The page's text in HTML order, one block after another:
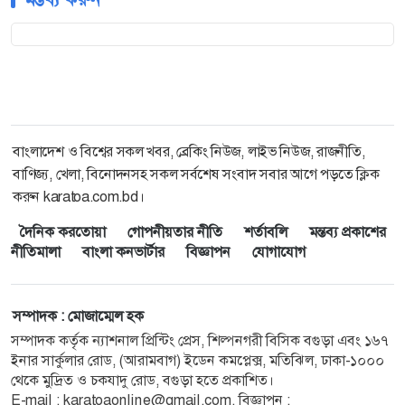
বাংলাদেশ ও বিশ্বের সকল খবর, ব্রেকিং নিউজ, লাইভ নিউজ, রাজনীতি,
বাণিজ্য, খেলা, বিনোদনসহ সকল সর্বশেষ সংবাদ সবার আগে পড়তে ক্লিক
করুন karatoa.com.bd।
দৈনিক করতোয়া
গোপনীয়তার নীতি শর্তাবলি
মন্তব্য প্রকাশের
নীতিমালা
বাংলা কনভার্টার বিজ্ঞাপন যোগাযোগ
সম্পাদক : মোজাম্মেল হক
সম্পাদক কর্তৃক ন্যাশনাল প্রিন্টিং প্রেস, শিল্পনগরী বিসিক বগুড়া এবং ১৬৭
ইনার সার্কুলার রোড, (আরামবাগ) ইডেন কমপ্লেক্স, মতিঝিল, ঢাকা-১০০০
থেকে মুদ্রিত ও চকযাদু রোড, বগুড়া হতে প্রকাশিত।
E-mail : karatoaonline@gmail.com, বিজ্ঞাপন :